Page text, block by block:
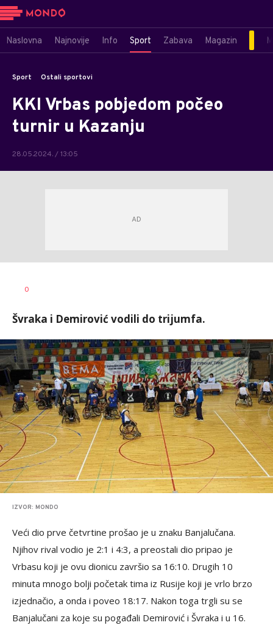
Naslovna Najnovije Info Sport Zabava Magazin
Sport Ostali sportovi
KKI Vrbas pobjedom počeo
turnir u Kazanju
28.05.2024. / 13:05
AUTOR
0
Švraka i Demirović vodili do trijumfa.
IZVOR: MONDO
Veći dio prve četvrtine prošao je u znaku Banjalučana.
Njihov rival vodio je 2:1 i 4:3, a preostali dio pripao je
Vrbasu koji je ovu dionicu završio sa 16:10. Drugih 10
minuta mnogo bolji početak tima iz Rusije koji je vrlo brzo
izjednačio, a onda i poveo 18:17. Nakon toga trgli su se
Banjalučani za koje su pogađali Demirović i Švraka i u 16.